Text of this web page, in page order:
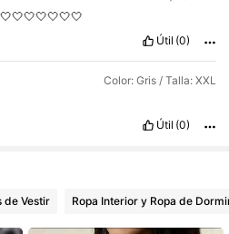
Útil (0)
Color: Gris / Talla: XXL
Útil (0)
de Vestir Ropa Interior y Ropa de